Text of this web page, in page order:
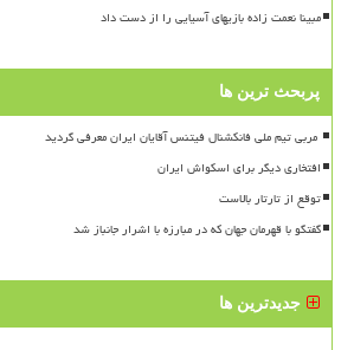
مبینا نعمت زاده بازیهای آسیایی را از دست داد
پربحث ترین ها
افتخاری دیگر برای اسکواش ایران
توقع از تارتار بالاست
گفتگو با قهرمان جهان که در مبارزه با اشرار جانباز شد
جدیدترین ها